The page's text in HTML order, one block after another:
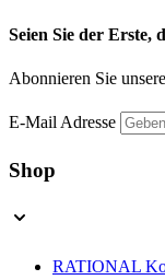
Seien Sie der Erste,
Abonnieren Sie
E-Mail Adresse
Shop
RATIONAL